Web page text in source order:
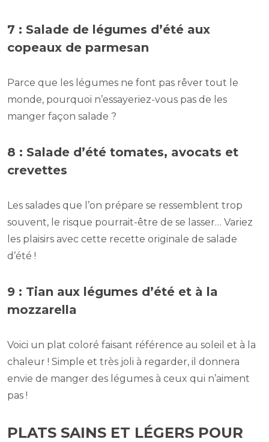
7 : Salade de légumes d’été aux
copeaux de parmesan
Parce que les légumes ne font pas rêver tout le
monde, pourquoi n’essayeriez-vous pas de les
manger façon salade ?
8 : Salade d’été tomates, avocats et
crevettes
Les salades que l’on prépare se ressemblent trop
souvent, le risque pourrait-être de se lasser… Variez
les plaisirs avec cette recette originale de salade
d’été !
9 : Tian aux légumes d’été et à la
mozzarella
Voici un plat coloré faisant référence au soleil et à la
chaleur ! Simple et très joli à regarder, il donnera
envie de manger des légumes à ceux qui n’aiment
pas !
PLATS SAINS ET LÉGERS POUR